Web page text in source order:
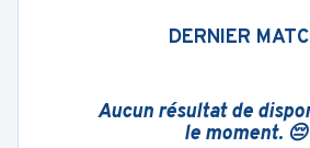
DERNIER
Aucun résultat de
le moment. 😔